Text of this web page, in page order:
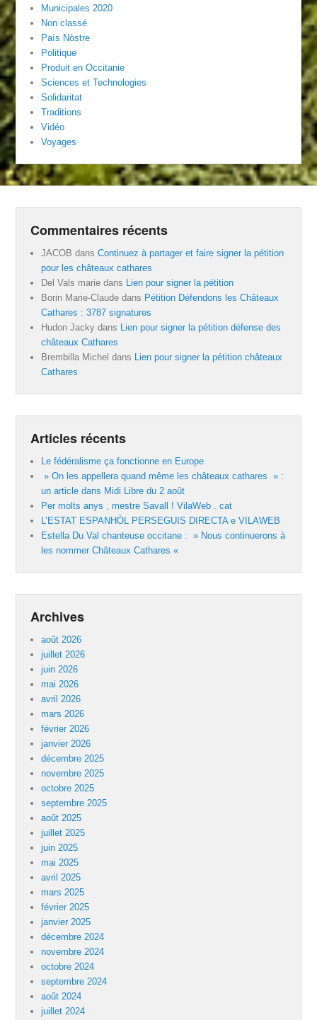
Municipales 2020
Non classé
País Nòstre
Politique
Produit en Occitanie
Sciences et Technologies
Solidaritat
Traditions
Vidéo
Voyages
Commentaires récents
JACOB dansContinuez à partager et faire signer la pétition
pour les châteaux cathares
Del Vals marie dans Lien pour signer la pétition
Borin Marie-Claude dans Pétition Défendons les Châteaux
Cathares : 3787 signatures
Hudon Jacky dans Lien pour signer la pétition défense des
châteaux Cathares
Brembilla Michel dans Lien pour signer la pétition châteaux
Cathares
Articles récents
Le fédéralisme ça fonctionne en Europe
» On les appellera quand même les châteaux cathares » :
un article dans Midi Libre du 2 août
Per molts anys , mestre Savall ! VilaWeb . cat
L’ESTAT ESPANHÒL PERSEGUIS DIRECTA e VILAWEB
Estella Du Val chanteuse occitane : » Nous continuerons à
les nommer Châteaux Cathares «
Archives
août 2026
juillet 2026
juin 2026
mai 2026
avril 2026
mars 2026
février 2026
janvier 2026
décembre 2025
novembre 2025
octobre 2025
septembre 2025
août 2025
juillet 2025
juin 2025
mai 2025
avril 2025
mars 2025
février 2025
janvier 2025
décembre 2024
novembre 2024
octobre 2024
septembre 2024
août 2024
juillet 2024